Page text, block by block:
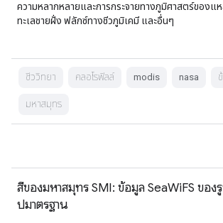
ความหลากหลายและการกระจายทางภูมิศาสตร์ของแ
ทะเลชายฝั่ง ฟลักซ์ทางชีวภูมิเคมี และอื่นๆ
ชีววิทยา คลอโรฟิลล์ modis nasa
มหาสมุทร
สีของมหาสมุทร SMI: ข้อมูล SeaWiFS ขอ
ปมาตรฐาน